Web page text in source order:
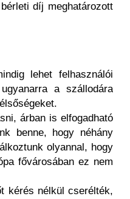
díj meghatározott
lehet felhasználói
a szállodára
árban is elfogadható
benne, hogy néhány
olyannal, hogy
fővárosában ez nem
kérés nélkül cserélték,